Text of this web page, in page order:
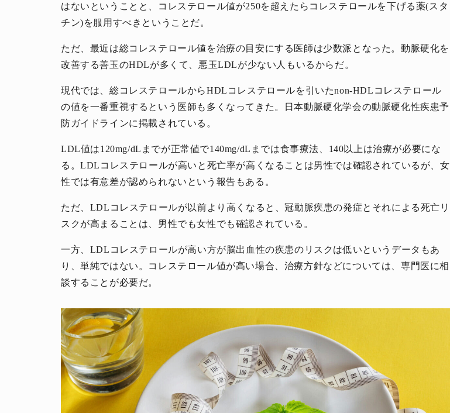
はないということと、コレステロール値が250を超えたらコレステロールを下げる薬(スタ
チン)を服用すべきということだ。
ただ、最近は総コレステロール値を治療の目安にする医師は少数派となった。動脈硬化を
改善する善玉のHDLが多くて、悪玉LDLが少ない人もいるからだ。
現代では、総コレステロールからHDLコレステロールを引いたnon-HDLコレステロール
の値を一番重視するという医師も多くなってきた。日本動脈硬化学会の動脈硬化性疾患予
防ガイドラインに掲載されている。
LDL値は120mg/dLまでが正常値で140mg/dLまでは食事療法、140以上は治療が必要にな
る。LDLコレステロールが高いと死亡率が高くなることは男性では確認されているが、女
性では有意差が認められないという報告もある。
ただ、LDLコレステロールが以前より高くなると、冠動脈疾患の発症とそれによる死亡リ
スクが高まることは、男性でも女性でも確認されている。
一方、LDLコレステロールが高い方が脳出血性の疾患のリスクは低いというデータもあ
り、単純ではない。コレステロール値が高い場合、治療方針などについては、専門医に相
談することが必要だ。